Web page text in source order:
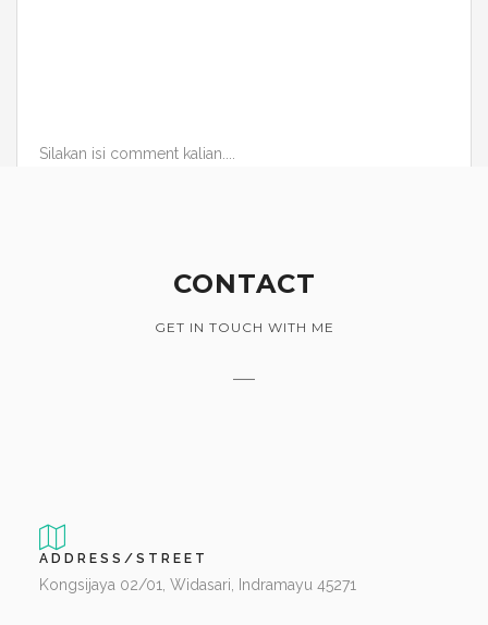
Silakan isi comment kalian....
CONTACT
GET IN TOUCH WITH ME
ADDRESS/STREET
Kongsijaya 02/01, Widasari, Indramayu 45271